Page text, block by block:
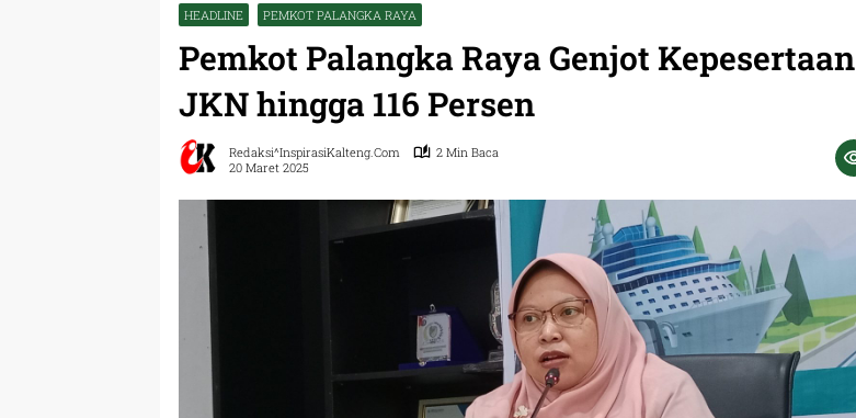
HEADLINE PEMKOT PALANGKA RAYA
Pemkot Palangka Raya Genjot Kepesertaan
JKN hingga 116 Persen
Redaksi^InspirasiKalteng.com
2 Min Baca
20 Maret 2025